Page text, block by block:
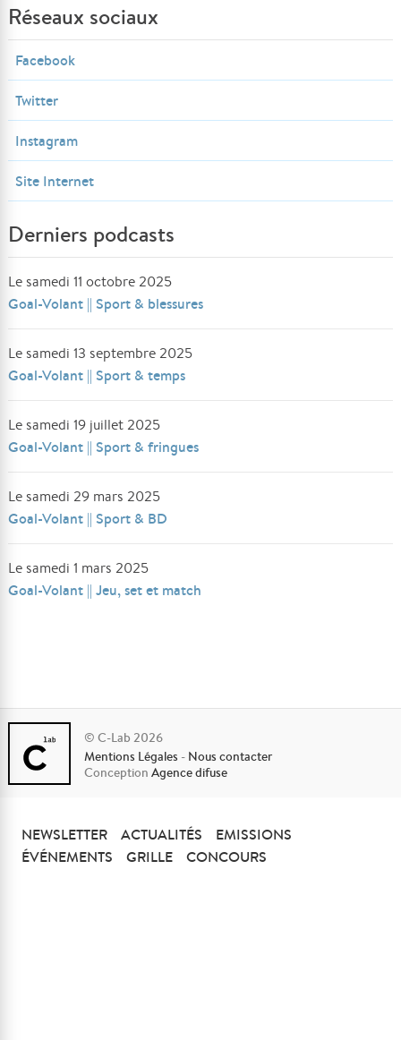
Réseaux sociaux
Facebook
Twitter
Instagram
Site Internet
Derniers podcasts
Le samedi 11 octobre 2025
Goal-Volant || Sport & blessures
Le samedi 13 septembre 2025
Goal-Volant || Sport & temps
Le samedi 19 juillet 2025
Goal-Volant || Sport & fringues
Le samedi 29 mars 2025
Goal-Volant || Sport & BD
Le samedi 1 mars 2025
Goal-Volant || Jeu, set et match
© C-Lab 2026
Mentions Légales - Nous contacter
ConceptionAgence difuse
NEWSLETTER ACTUALITÉS
EMISSIONS
ÉVÉNEMENTS
GRILLE CONCOURS